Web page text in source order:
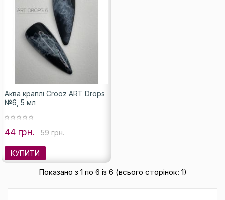
Аква краплі Crooz ART Drops
№6, 5 мл
44 грн. 59 грн.
КУПИТИ
Показано з 1 по 6 із 6 (всього сторінок: 1)